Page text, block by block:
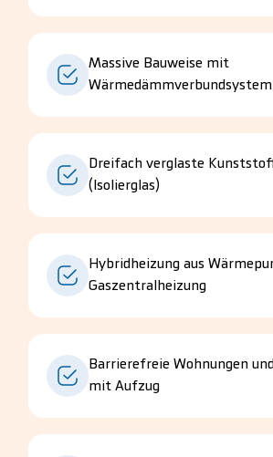
Massive Bauweise mit
Wärmedämmverbundsystem
Dreifach verglaste
(Isolierglas)
Hybridheizung aus
Gaszentralheizung
Barrierefreie Wohnungen
mit Aufzug